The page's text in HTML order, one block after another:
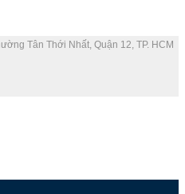
Tân Thới Nhất, Quận 12, TP. HCM